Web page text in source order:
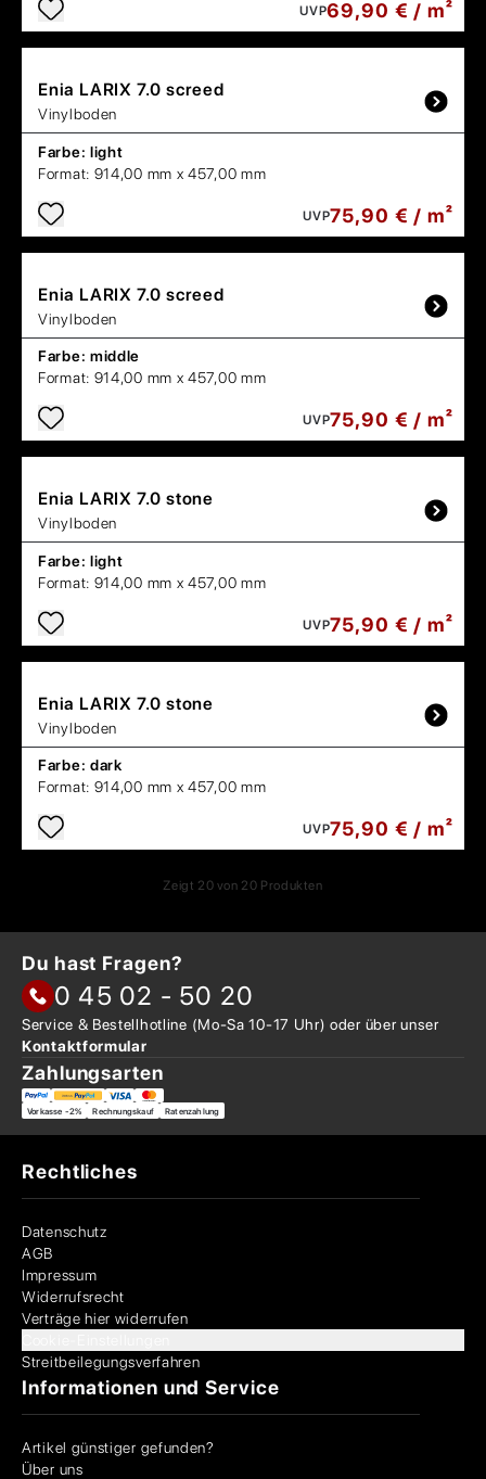
UVP69,90 € / m²
Enia LARIX 7.0 screed
Vinylboden
Farbe: light
Format: 914,00 mm x 457,00 mm
UVP75,90 € / m²
Enia LARIX 7.0 screed
Vinylboden
Farbe: middle
Format: 914,00 mm x 457,00 mm
UVP75,90 € / m²
Enia LARIX 7.0 stone
Vinylboden
Farbe: light
Format: 914,00 mm x 457,00 mm
UVP75,90 € / m²
Enia LARIX 7.0 stone
Vinylboden
Farbe: dark
Format: 914,00 mm x 457,00 mm
UVP75,90 € / m²
Zeigt 20 von 20 Produkten
Du hast Fragen?
0 45 02 - 50 20
Service & Bestellhotline (Mo-Sa 10-17 Uhr) oder überunser
Kontaktformular
Zahlungsarten
Vorkasse -2% Rechnungskauf Ratenzahlung
Rechtliches
Datenschutz
AGB
Impressum
Widerrufsrecht
Verträge hier widerrufen
Streitbeilegungsverfahren
Informationen und Service
Artikel günstiger gefunden?
Über uns